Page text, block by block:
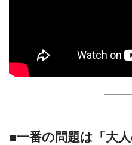
■一番の問題は「大人